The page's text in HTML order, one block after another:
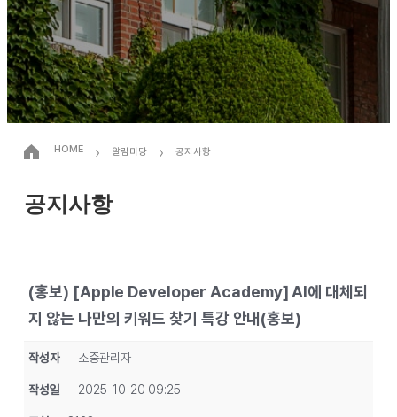
HOME › 알림마당 › 공지사항
공지사항
(홍보) [Apple Developer Academy] AI에 대체되
지 않는 나만의 키워드 찾기 특강 안내(홍보)
작성자 소중관리자
작성일 2025-10-20 09:25